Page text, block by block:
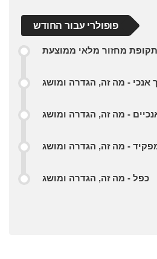
פופולרי עבור החודש
תקופת מחזור מלאי ממוצעת
אנכי - מה זה, הגדרה ומושג
- מה זה, הגדרה ומושג
- מה זה, הגדרה ומושג
כפל - מה זה, הגדרה ומושג